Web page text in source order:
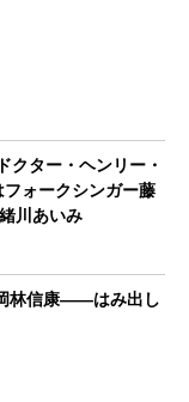
クター・ヘンリー・
ォークシンガー藤
川あいみ
林信康――はみ出し